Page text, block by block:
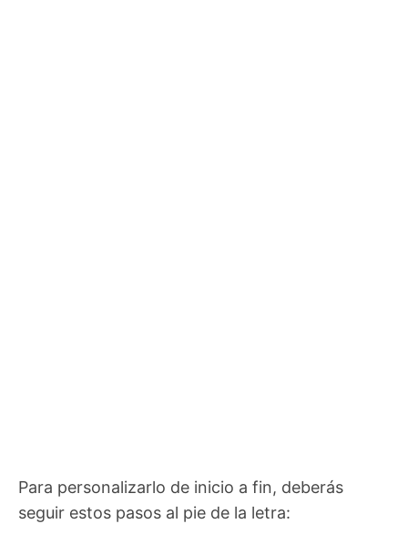
Para personalizarlo de inicio a fin, deberás
seguir estos pasos al pie de la letra: